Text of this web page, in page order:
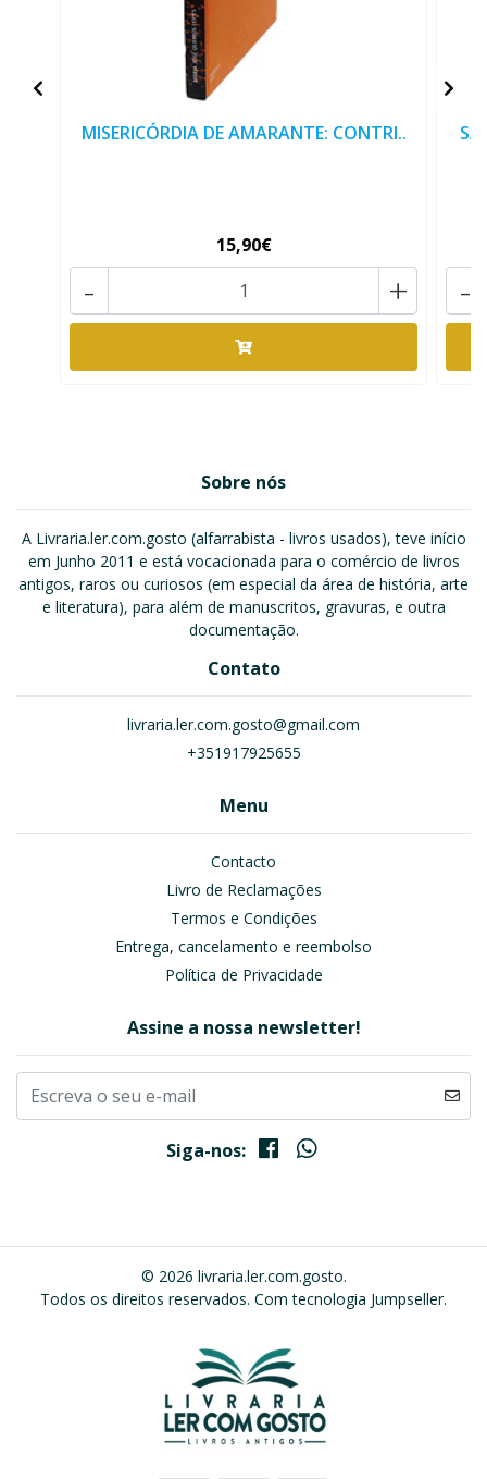
MISERICÓRDIA DE AMARANTE: CONTRI..
15,90€
+
- -
Sobre nós
A Livraria.ler.com.gosto (alfarrabista - livros usados), teve início
em Junho 2011 e está vocacionada para o comércio de livros
antigos, raros ou curiosos (em especial da área de história, arte
e literatura), para além de manuscritos, gravuras, e outra
documentação.
Contato
livraria.ler.com.gosto@gmail.com
+351917925655
Menu
Contacto
Livro de Reclamações
Termos e Condições
Entrega, cancelamento e reembolso
Política de Privacidade
Assine a nossa newsletter!
Siga-nos:
© 2026 livraria.ler.com.gosto.
Todos os direitos reservados. Com tecnologia Jumpseller.